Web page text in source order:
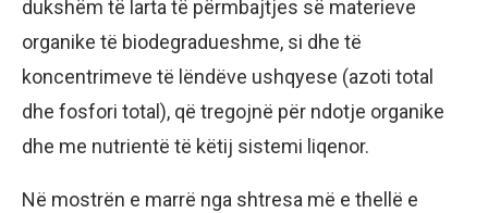
dukshëm të larta të përmbajtjes së materieve
organike të biodegradueshme, si dhe të
koncentrimeve të lëndëve ushqyese (azoti total
dhe fosfori total), që tregojnë për ndotje organike
dhe me nutrientë të këtij sistemi liqenor.
Në mostrën e marrë nga shtresa më e thellë e